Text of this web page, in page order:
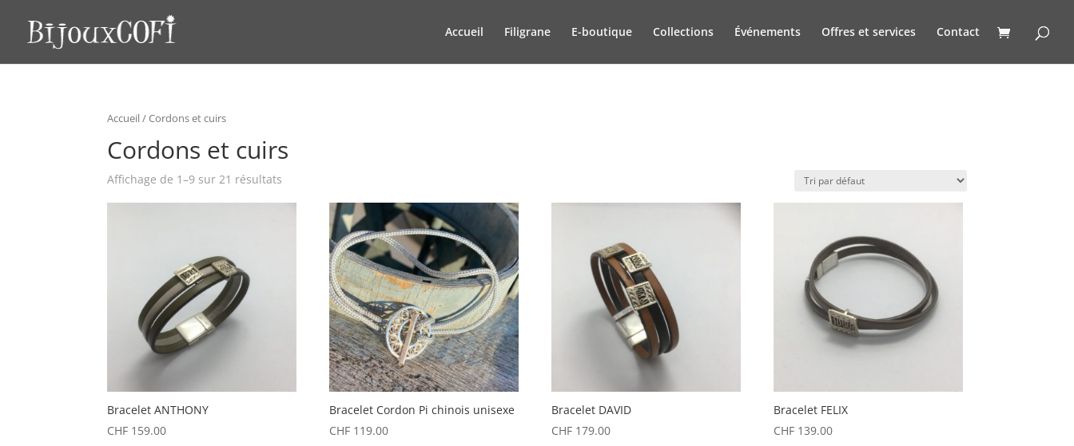
Accueil Filigrane E-boutique Collections Événements Offres et services Contact
Accueil/ Cordons et cuirs
Cordons et cuirs
Affichage de 1–9 sur 21 résultats
Bracelet ANTHONY
CHF 159.00
Bracelet Cordon Pi chinois unisexe
CHF 119.00
Bracelet DAVID
CHF 179.00
Bracelet FELIX
CHF 139.00